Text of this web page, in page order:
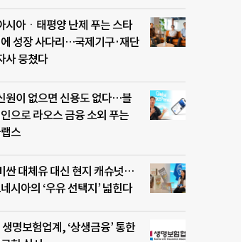
시아ㆍ태평양 난제 푸는 스타
성장 사다리…국제기구·재단
사 뭉쳤다
원이 없으면 신용도 없다…블
으로 라오스 금융 소외 푸는
스
싼 대체유 대신 현지 캐슈넛…
시아의 ‘우유 선택지’ 넓힌다
생명보험업계, ‘상생금융’ 통한